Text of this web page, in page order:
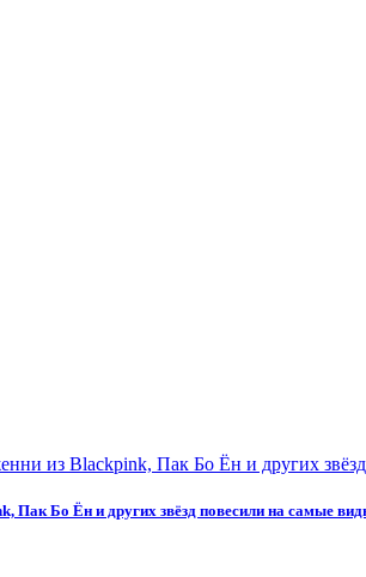
Пак Бо Ён и других звёзд повесили на самые